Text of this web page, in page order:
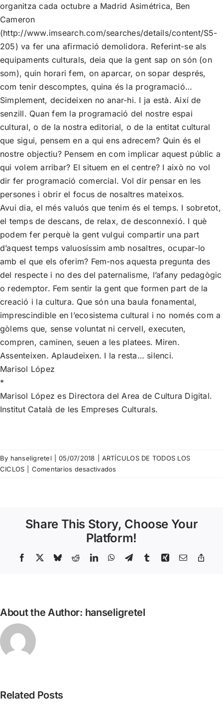
organitza cada octubre a Madrid Asimétrica, Ben
Cameron
(http://www.imsearch.com/searches/details/content/S5-
205) va fer una afirmació demolidora. Referint-se als
equipaments culturals, deia que la gent sap on són (on
som), quin horari fem, on aparcar, on sopar després,
com tenir descomptes, quina és la programació…
Simplement, decideixen no anar-hi. I ja està. Així de
senzill. Quan fem la programació del nostre espai
cultural, o de la nostra editorial, o de la entitat cultural
que sigui, pensem en a qui ens adrecem? Quin és el
nostre objectiu? Pensem en com implicar aquest públic a
qui volem arribar? El situem en el centre? I això no vol
dir fer programació comercial. Vol dir pensar en les
persones i obrir el focus de nosaltres mateixos.
Avui dia, el més valuós que tenim és el temps. I sobretot,
el temps de descans, de relax, de desconnexió. I què
podem fer perquè la gent vulgui compartir una part
d’aquest temps valuosíssim amb nosaltres, ocupar-lo
amb el que els oferim? Fem-nos aquesta pregunta des
del respecte i no des del paternalisme, l’afany pedagògic
o redemptor. Fem sentir la gent que formen part de la
creació i la cultura. Que són una baula fonamental,
imprescindible en l’ecosistema cultural i no només com a
gòlems que, sense voluntat ni cervell, executen,
compren, caminen, seuen a les platees. Miren.
Assenteixen. Aplaudeixen. I la resta… silenci.
Marisol López
*
Marisol López es Directora del Area de Cultura Digital.
Institut Català de les Empreses Culturals.
By hanseligretel 05/07/2018
ARTÍCULOS DE TODOS LOS
CICLOS
Comentarios desactivadosen
de
públics
Share This Story, Choose Your
Platform!
Facebook BlueskyRedditLinkedInWhatsApp
TelegramTumblrXing Email
About the Author: hanseligretel
Related Posts
David